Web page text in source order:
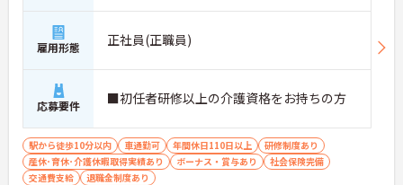
雇用形態 正社員(正職員)
応募要件 ■初任者研修以上の介護資格をお持ちの方
駅から徒歩10分以内 車通勤可 年間休日110日以上
研修制度あり
産休･育休･介護休暇取得実績あり
ボーナス・賞与あり
社会保険完備
交通費支給
退職金制度あり